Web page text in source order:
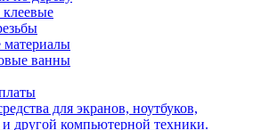
ванны
для экранов, ноутбуков,
другой компьютерной техники.